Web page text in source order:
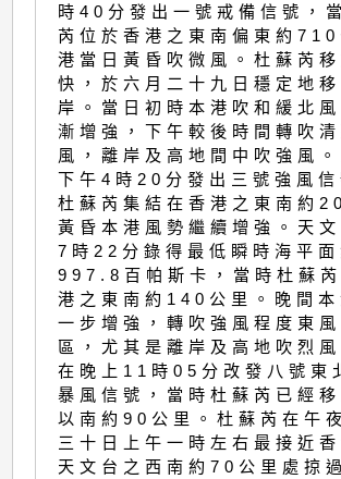
時40分發出一號戒備信號，
芮位於香港之東南偏東約710
港當日黃昏吹微風。杜蘇芮
快，於六月二十九日穩定地
岸。當日初時本港吹和緩北
漸增強，下午較後時間轉吹清
風，離岸及高地間中吹強風
下午4時20分發出三號強風信
杜蘇芮集結在香港之東南約
黃昏本港風勢繼續增強。天
7時22分錄得最低瞬時海平面
997.8百帕斯卡，當時杜蘇芮
港之東南約140公里。晚間本
一步增強，轉吹強風程度東
區，尤其是離岸及高地吹烈風
在晚上11時05分改發八號東
暴風信號，當時杜蘇芮已經移
以南約90公里。杜蘇芮在午
三十日上午一時左右最接近
天文台之西南約70公里處掠